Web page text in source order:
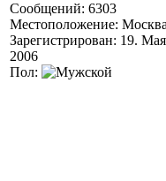
Сообщений: 6303
Местоположение: Москва
Зарегистрирован: 19. Мая
2006
Пол: